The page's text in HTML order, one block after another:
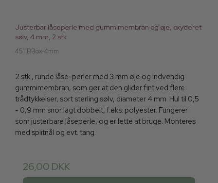
Justerbar låseperle med gummimembran og øje, oxyderet
sølv, 4 mm, 2 stk
4511BBox-4mm
2 stk., runde låse-perler med 3 mm øje og indvendig
gummimembran, som gør at den glider fint ved flere
trådtykkelser, sort sterling sølv, diameter 4 mm. Hul til 0,5
- 0,9 mm snor lagt dobbelt, f.eks. polyester. Fungerer
som justerbare låseperle, og er lette at bruge. Monteres
med splitnål og evt. tang.
26,00 DKK